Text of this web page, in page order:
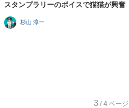
スタンプラリーのボイスで猫猫が興奮
杉山 淳一
3 /4 ページ